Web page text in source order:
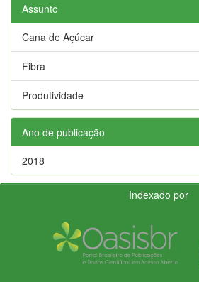
Assunto
Cana de Açúcar
Fibra
Produtividade
Ano de publicação
2018
Indexado por